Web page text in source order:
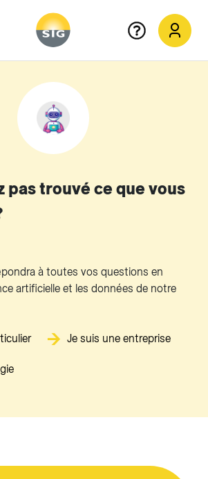
pas trouvé ce que vous
à toutes vos questions en
artificielle et les données de notre
Je suis une entreprise